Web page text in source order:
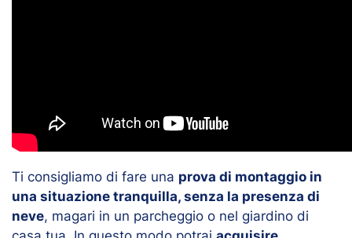
Ti consigliamo di fare una prova di montaggio in
una situazione tranquilla, senza la presenza di
neve, magari in un parcheggio o nel giardino di